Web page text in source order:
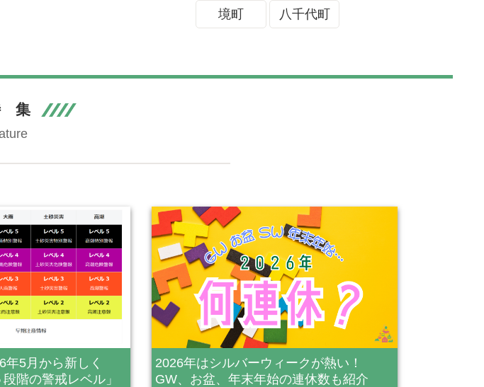
境町 八千代町
集
年5月から新しく
階の警戒レベル」
2026年はシルバーウィークが熱い！
GW、お盆、年末年始の連休数も紹介